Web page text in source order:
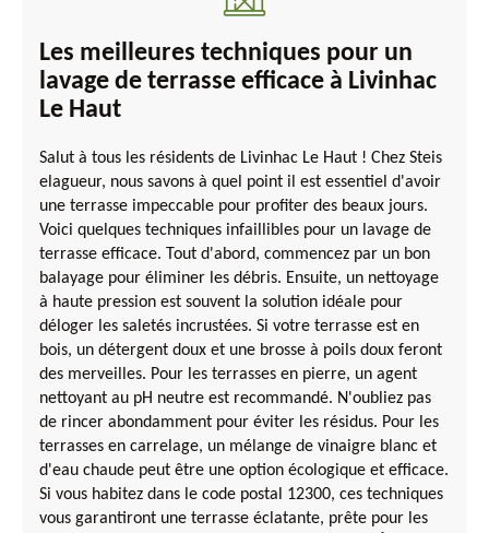
Les meilleures techniques pour un
lavage de terrasse efficace à Livinhac
Le Haut
Salut à tous les résidents de Livinhac Le Haut ! Chez Steis
elagueur, nous savons à quel point il est essentiel d'avoir
une terrasse impeccable pour profiter des beaux jours.
Voici quelques techniques infaillibles pour un lavage de
terrasse efficace. Tout d'abord, commencez par un bon
balayage pour éliminer les débris. Ensuite, un nettoyage
à haute pression est souvent la solution idéale pour
déloger les saletés incrustées. Si votre terrasse est en
bois, un détergent doux et une brosse à poils doux feront
des merveilles. Pour les terrasses en pierre, un agent
nettoyant au pH neutre est recommandé. N'oubliez pas
de rincer abondamment pour éviter les résidus. Pour les
terrasses en carrelage, un mélange de vinaigre blanc et
d'eau chaude peut être une option écologique et efficace.
Si vous habitez dans le code postal 12300, ces techniques
vous garantiront une terrasse éclatante, prête pour les